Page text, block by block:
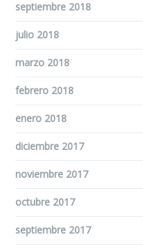
septiembre 2018
julio 2018
marzo 2018
febrero 2018
enero 2018
diciembre 2017
noviembre 2017
octubre 2017
septiembre 2017